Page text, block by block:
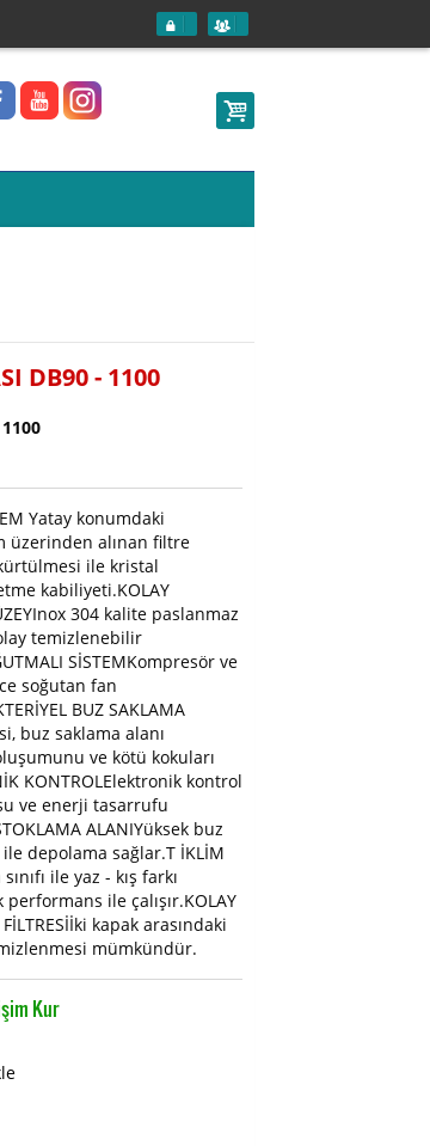
DB90 - 1100
Yatay konumdaki
üzerinden alınan filtre
ile kristal
kabiliyeti.KOLAY
304 kalite paslanmaz
temizlenebilir
SİSTEMKompresör ve
soğutan fan
BUZ SAKLAMA
buz saklama alanı
ve kötü kokuları
KONTROLElektronik kontrol
ve enerji tasarrufu
ALANIYüksek buz
depolama sağlar.T İKLİM
ile yaz - kış farkı
ile çalışır.KOLAY
kapak arasındaki
mümkündür.
Kur